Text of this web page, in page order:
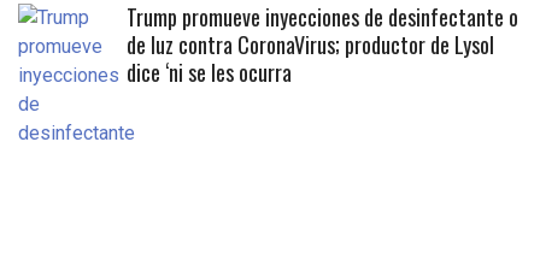
Trump promueve inyecciones de desinfectante o
de luz contra CoronaVirus; productor de Lysol
dice ‘ni se les ocurra